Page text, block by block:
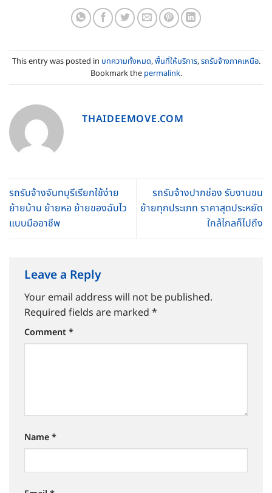
This entry was posted in บทความทั้งหมด,พื้นที่ให้บริการ,รถรับจ้างภาคเหนือ.
Bookmark the permalink.
THAIDEEMOVE.COM
รถรับจ้างจันทบุรีเรียกใช้ง่าย
ย้ายบ้าน ย้ายหอ ย้ายของฉับไว
แบบมืออาชีพ
รถรับจ้างปากช่อง รับงานขน
ย้ายทุกประเภท ราคาสุดประหยัด
ใกล้ไกลก็ไปถึง
Leave a Reply
Your email address will not be published.
Required fields are marked *
Comment*
Name*